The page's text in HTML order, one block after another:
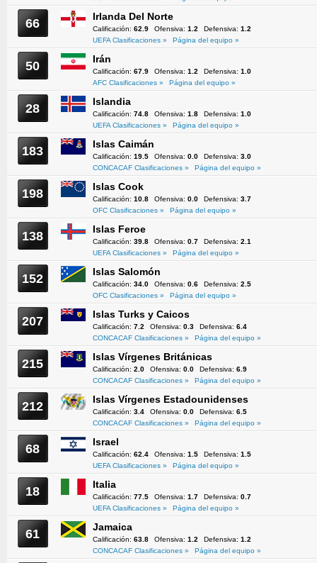
66 Irlanda Del Norte
Calificación: 62.9 Ofensiva: 1.2 Defensiva: 1.2
UEFA Clasificaciones »
Página del equipo »
50 Irán
Calificación: 67.9 Ofensiva: 1.2 Defensiva: 1.0
AFC Clasificaciones »
Página del equipo »
28 Islandia
Calificación: 74.8 Ofensiva: 1.8 Defensiva: 1.0
UEFA Clasificaciones »
Página del equipo »
183 Islas Caimán
Calificación: 19.5 Ofensiva: 0.0 Defensiva: 3.0
CONCACAF Clasificaciones »
Página del equipo »
198 Islas Cook
Calificación: 10.8 Ofensiva: 0.0 Defensiva: 3.7
OFC Clasificaciones »
Página del equipo »
138 Islas Feroe
Calificación: 39.8 Ofensiva: 0.7 Defensiva: 2.1
UEFA Clasificaciones »
Página del equipo »
152 Islas Salomón
Calificación: 34.0 Ofensiva: 0.6 Defensiva: 2.5
OFC Clasificaciones »
Página del equipo »
207 Islas Turks y Caicos
Calificación: 7.2 Ofensiva: 0.3 Defensiva: 6.4
CONCACAF Clasificaciones »
Página del equipo »
215 Islas Vírgenes Británicas
Calificación: 2.0 Ofensiva: 0.0 Defensiva: 6.9
CONCACAF Clasificaciones »
Página del equipo »
212 Islas Vírgenes Estadounidenses
Calificación: 3.4 Ofensiva: 0.0 Defensiva: 6.5
CONCACAF Clasificaciones »
Página del equipo »
68 Israel
Calificación: 62.4 Ofensiva: 1.5 Defensiva: 1.5
UEFA Clasificaciones »
Página del equipo »
18 Italia
Calificación: 77.5 Ofensiva: 1.7 Defensiva: 0.7
UEFA Clasificaciones »
Página del equipo »
61 Jamaica
Calificación: 63.8 Ofensiva: 1.2 Defensiva: 1.2
CONCACAF Clasificaciones »
Página del equipo »